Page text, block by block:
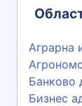
Аграрна
Банково
Бизнес